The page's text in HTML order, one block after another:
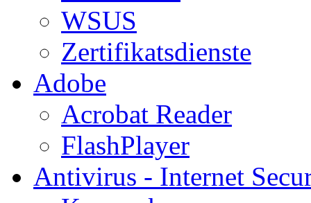
WSUS
Zertifikatsdienste
Adobe
Acrobat Reader
FlashPlayer
Antivirus - Internet